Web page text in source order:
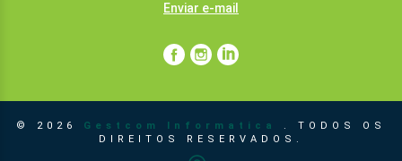
Enviar e-mail
© 2026 Gestcom Informatica
. TODOS OS
DIREITOS RESERVADOS.